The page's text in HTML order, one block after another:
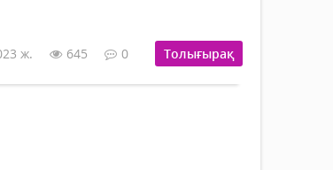
ж. 645 0 Толығырақ